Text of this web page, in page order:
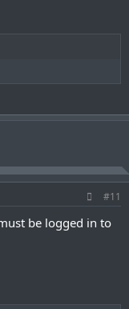
#11
be logged in to